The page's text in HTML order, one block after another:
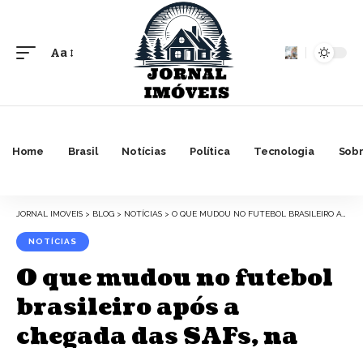
Font
Aa
Home Brasil Notícias Política Tecnologia
JORNAL IMOVEIS > BLOG > NOTÍCIAS > O QUE MUDOU NO FUTEBOL BRASILEIRO APÓS A CHEGADA DAS SAFS, NA ANÁLISE DE MÁRIO AUGUSTO DE CASTRO
NOTÍCIAS
O que mudou no futebol
brasileiro após a
chegada das SAFs, na